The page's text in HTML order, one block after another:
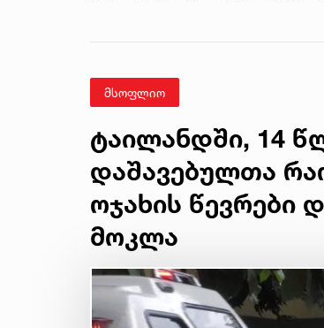
მსოფლიო
ტაილანდში, 14
დაშავებულთა
ოჯახის წევრები
მოკლა